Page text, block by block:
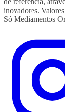
de referência,
inovadores.
Só Mediamentos